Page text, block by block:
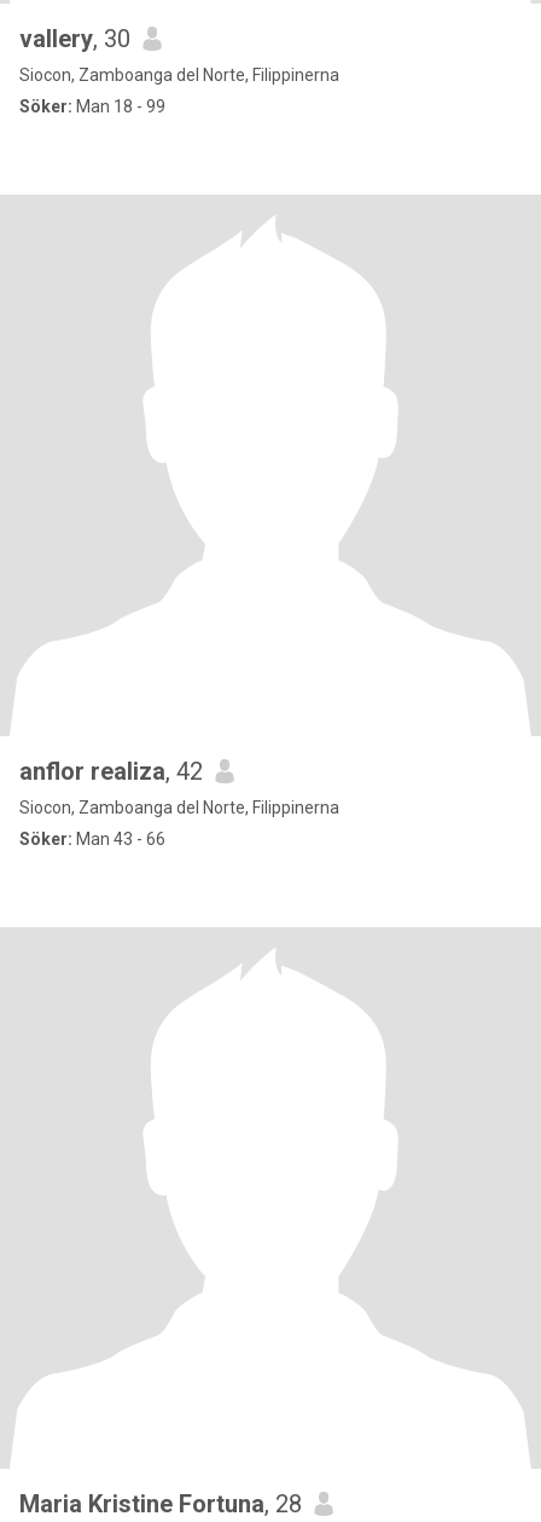
vallery, 30
Siocon, Zamboanga del Norte, Filippinerna
Söker: Man 18 - 99
anflor realiza, 42
Siocon, Zamboanga del Norte, Filippinerna
Söker: Man 43 - 66
Maria Kristine Fortuna, 28